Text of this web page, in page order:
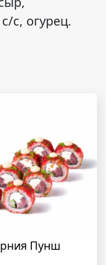
с, огурец.
Пунш